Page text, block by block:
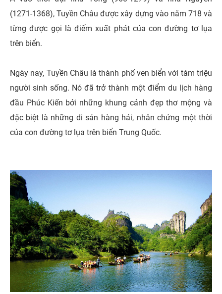
(1271-1368), Tuyền Châu được xây dựng vào năm 718 và
từng được gọi là điểm xuất phát của con đường tơ lụa
trên biển.
Ngày nay, Tuyền Châu là thành phố ven biển với tám triệu
người sinh sống. Nó đã trở thành một điểm du lịch hàng
đầu Phúc Kiến bởi những khung cảnh đẹp thơ mộng và
đặc biệt là những di sản hàng hải, nhân chứng một thời
của con đường tơ lụa trên biển Trung Quốc.